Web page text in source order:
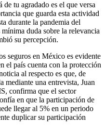
de tu agradado es el que versa
que guarda esta actividad
durante la pandemia del
duda sobre la relevancia
su percepción.
seguros en México es evidente
el país cuenta con la protección
al respecto es que, de
mediante una entrevista, Juan
confirma que el sector
en que la participación de
llegar al 5% en un periodo
duplicar su participación